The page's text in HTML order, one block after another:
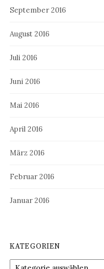
September 2016
August 2016
Juli 2016
Juni 2016
Mai 2016
April 2016
März 2016
Februar 2016
Januar 2016
KATEGORIEN
Kategorien